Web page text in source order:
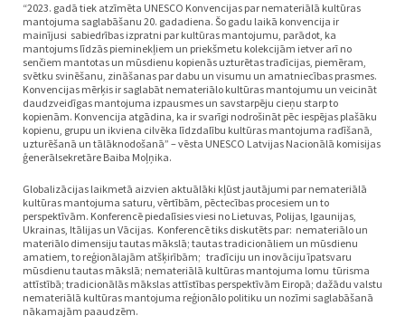
“2023. gadā tiek atzīmēta UNESCO Konvencijas par nemateriālā kultūras
mantojuma saglabāšanu 20. gadadiena. Šo gadu laikā konvencija ir
mainījusi sabiedrības izpratni par kultūras mantojumu, parādot, ka
mantojums līdzās pieminekļiem un priekšmetu kolekcijām ietver arī no
senčiem mantotas un mūsdienu kopienās uzturētas tradīcijas, piemēram,
svētku svinēšanu, zināšanas par dabu un visumu un amatniecības prasmes.
Konvencijas mērķis ir saglabāt nemateriālo kultūras mantojumu un veicināt
daudzveidīgas mantojuma izpausmes un savstarpēju cieņu starp to
kopienām. Konvencija atgādina, ka ir svarīgi nodrošināt pēc iespējas plašāku
kopienu, grupu un ikviena cilvēka līdzdalību kultūras mantojuma radīšanā,
uzturēšanā un tālāknodošanā” – vēsta UNESCO Latvijas Nacionālā komisijas
ģenerālsekretāre Baiba Moļņika.
Globalizācijas laikmetā aizvien aktuālāki kļūst jautājumi par nemateriālā
kultūras mantojuma saturu, vērtībām, pēctecības procesiem un to
perspektīvām. Konferencē piedalīsies viesi no Lietuvas, Polijas, Igaunijas,
Ukrainas, Itālijas un Vācijas. Konferencē tiks diskutēts par: nemateriālo un
materiālo dimensiju tautas mākslā; tautas tradicionāliem un mūsdienu
amatiem, to reģionālajām atšķirībām; tradīciju un inovāciju īpatsvaru
mūsdienu tautas mākslā; nemateriālā kultūras mantojuma lomu tūrisma
attīstībā; tradicionālās mākslas attīstības perspektīvām Eiropā; dažādu valstu
nemateriālā kultūras mantojuma reģionālo politiku un nozīmi saglabāšanā
nākamajām paaudzēm.